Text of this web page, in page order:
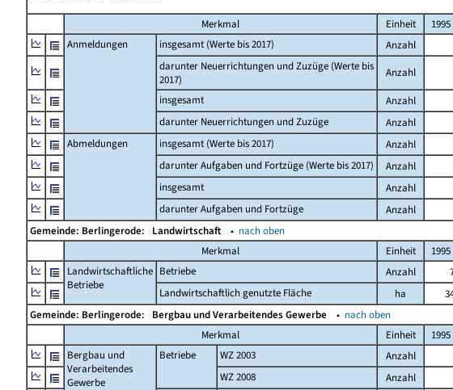
Merkmal Einheit 1995
Anmeldungen
insgesamt (Werte bis 2017) Anzahl
darunter Neuerrichtungen und Zuzüge (Werte bis
2017)
Anzahl
insgesamt
Anzahl
darunter Neuerrichtungen und Zuzüge
Anzahl
Abmeldungen
insgesamt (Werte bis 2017) Anzahl
darunter Aufgaben und Fortzüge (Werte bis 2017)
Anzahl
insgesamt
Anzahl
darunter Aufgaben und Fortzüge
Anzahl
Gemeinde: Berlingerode: Landwirtschaft ▴ nach oben
Merkmal
Einheit 1995
Landwirtschaftliche
Betriebe
Betriebe Anzahl
Landwirtschaftlich genutzte Fläche
ha
Gemeinde: Berlingerode: Bergbau und Verarbeitendes Gewerbe ▴ nach oben
Merkmal
Einheit 1995
Bergbau und
Verarbeitendes
Gewerbe
Betriebe WZ 2003 Anzahl
WZ 2008
Anzahl